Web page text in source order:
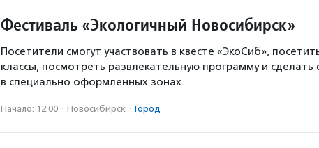
Фестиваль «Экологичный Новосибирск»
Посетители смогут участвовать в квесте «ЭкоСиб»,
классы, посмотреть развлекательную программу и сделать
в специально оформленных зонах.
Начало: 12:00 · Новосибирск · Город